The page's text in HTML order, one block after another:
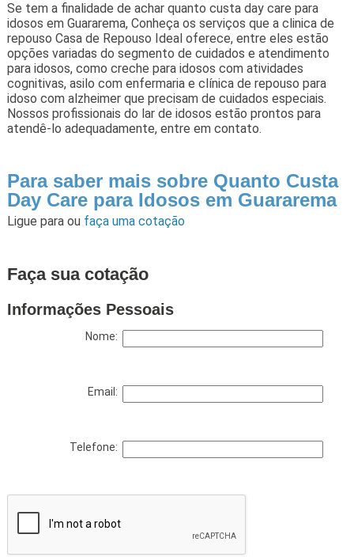
Se tem a finalidade de achar quanto custa day care para
idosos em Guararema, Conheça os serviços que a clinica de
repouso Casa de Repouso Ideal oferece, entre eles estão
opções variadas do segmento de cuidados e atendimento
para idosos, como creche para idosos com atividades
cognitivas, asilo com enfermaria e clínica de repouso para
idoso com alzheimer que precisam de cuidados especiais.
Nossos profissionais do lar de idosos estão prontos para
atendê-lo adequadamente, entre em contato.
Para saber mais sobre Quanto Custa
Day Care para Idosos em Guararema
Ligue para ou faça uma cotação
Faça sua cotação
Informações Pessoais
Nome:
Email:
Telefone: